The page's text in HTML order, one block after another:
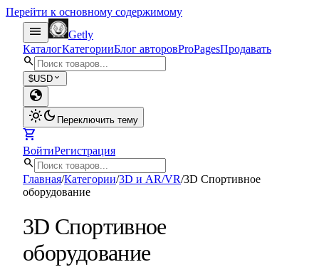
Перейти к основному содержимому
menu
Getly
КаталогКатегорииБлог авторовProPagesПродавать
search
$USD expand_more
globe
light_modedark_mode Переключить тему
shopping_cart
ВойтиРегистрация
search
Главная/Категории/3D и AR/VR/3D Спортивное
оборудование
3D Спортивное
оборудование